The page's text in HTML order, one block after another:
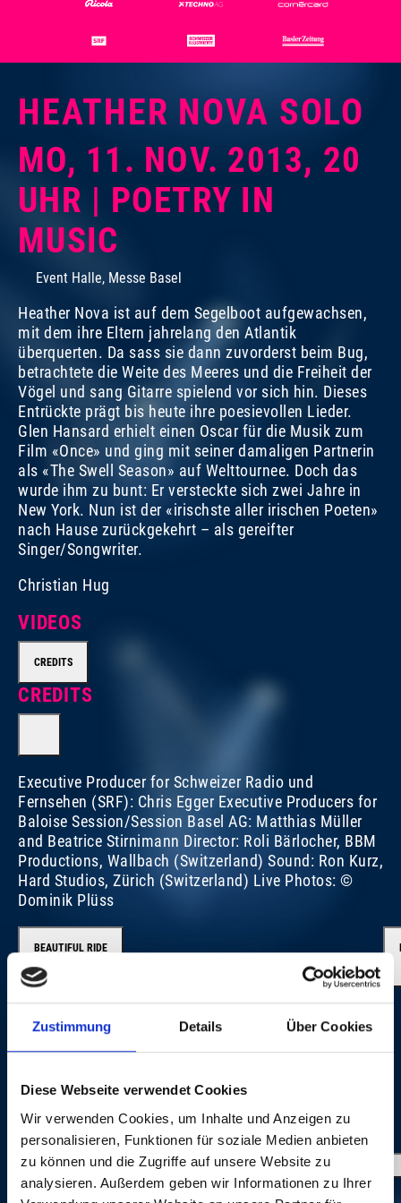
Zustimmung Details Über Cookies
Diese Webseite verwendet Cookies
Wir verwenden Cookies, um Inhalte und Anzeigen zu
personalisieren, Funktionen für soziale Medien anbieten
zu können und die Zugriffe auf unsere Website zu
analysieren. Außerdem geben wir Informationen zu Ihrer
HEATHER NOVA SOLO
MO, 11. NOV. 2013, 20
UHR | POETRY IN
MUSIC
Event Halle, Messe Basel
Heather Nova ist auf dem Segelboot aufgewachsen,
mit dem ihre Eltern jahrelang den Atlantik
überquerten. Da sass sie dann zuvorderst beim Bug,
betrachtete die Weite des Meeres und die Freiheit der
Vögel und sang Gitarre spielend vor sich hin. Dieses
Entrückte prägt bis heute ihre poesievollen Lieder.
Glen Hansard erhielt einen Oscar für die Musik zum
Film «Once» und ging mit seiner damaligen Partnerin
als «The Swell Season» auf Welttournee. Doch das
wurde ihm zu bunt: Er versteckte sich zwei Jahre in
New York. Nun ist der «irischste aller irischen Poeten»
nach Hause zurückgekehrt – als gereifter
Singer/Songwriter.
Christian Hug
VIDEOS
CREDITS
CREDITS
Executive Producer for Schweizer Radio und
Fernsehen (SRF): Chris Egger Executive Producers for
Baloise Session/Session Basel AG: Matthias Müller
and Beatrice Stirnimann Director: Roli Bärlocher, BBM
Productions, Wallbach (Switzerland) Sound: Ron Kurz,
Hard Studios, Zürich (Switzerland) Live Photos: ©
Dominik Plüss
BEAUTIFUL RIDE
FOTOGALERIE